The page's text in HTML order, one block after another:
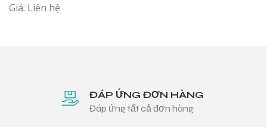
Giá: Liên hệ
ĐÁP ỨNG ĐƠN HÀNG
Đáp ứng tất cả đơn hàng